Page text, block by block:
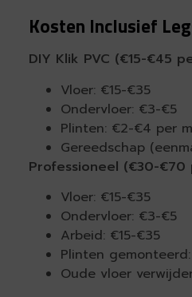
Kosten Inclusief
DIY Klik PVC (€15-€45
Vloer: €15-€35
Ondervloer: €3-€5
Plinten: €2-€4 per
Gereedschap
Professioneel (€30-€70
Vloer: €15-€35
Ondervloer: €3-€5
Arbeid: €15-€35
Plinten
Oude vloer